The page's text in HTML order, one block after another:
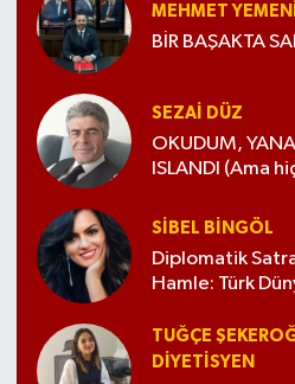
MEHMET
BİR BAŞAKTA
SEZAI DÜZ
OKUDUM,
ISLANDI (Ama
SIBEL BINGÖL
Diplomatik
Hamle: Türk
TUĞÇE
DIYETISYEN